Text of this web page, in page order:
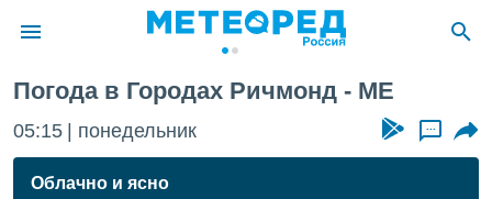
о
Погода в Городах Ричмонд - ME
05:15 понедельник ...
Облачно и ясно